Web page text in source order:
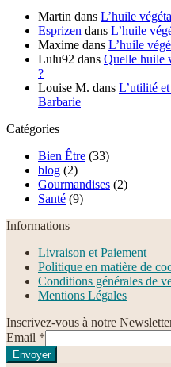
Martin dans L’huile
Esprizen dans L’huile
Maxime dans L’huile
Lulu92 dans Quelle huile
?
Louise M. dans L’utilité
Barbarie
Catégories
Bien Être (33)
blog (2)
Gourmandises (2)
Santé (9)
Informations
Livraison et Paiement
Politique en matière de
Conditions générales de
Mentions Légales
Inscrivez-vous à notre
Email *
Envoyer